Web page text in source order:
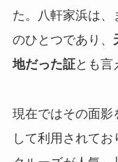
た。八軒家浜は、
のひとつであり、
地だった証とも言
現在ではその面影
して利用されて